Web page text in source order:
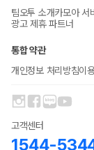
팀오투 소개카모아 서
광고 제휴 파트너
통합 약관
개인정보 처리방침이
고객센터
1544-